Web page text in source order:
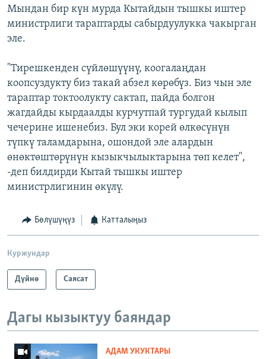
Мындан бир күн мурда Кытайдын тышкы иштер
министрлиги тараптарды сабырдуулукка чакырган
эле.
"Тирешкенден сүйлөшүүнү, коогалаңдан
коопсуздукту биз такай абзел көрөбүз. Биз чын эле
тараптар токтоолукту сактап, пайда болгон
жагдайды кырдаалды курчутпай тургудай кылып
чечерине ишенебиз. Бул эки корей өлкөсүнүн
түпкү таламдарына, ошондой эле алардын
өнөктөштөрүнүн кызыкчылыктарына төп келет",
-деп билдирди Кытай тышкы иштер
министрлигинин өкүлү.
Бөлүшүңүз Катталыңыз
Куржундар
Дүйнө Саясат
Дагы кызыктуу баяндар
АДАМ УКУКТАРЫ